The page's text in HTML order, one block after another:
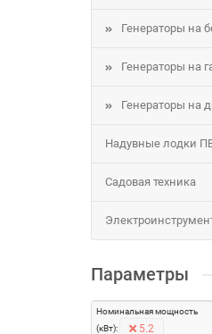
Генераторы на
Генераторы на
Генераторы на
Надувные лодки
Садовая техника
Параметры
Номинальная мощность
(кВт):
5.2